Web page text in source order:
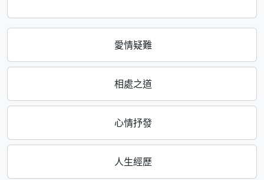
愛情疑難
相處之道
心情抒發
人生經歷